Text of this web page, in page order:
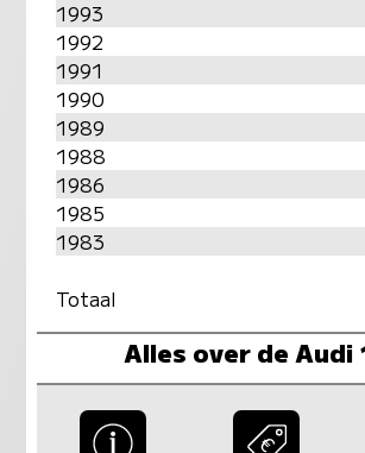
1993
1992
1991
1990
1989
1988
1986
1985
1983
Totaal
Alles over de Audi